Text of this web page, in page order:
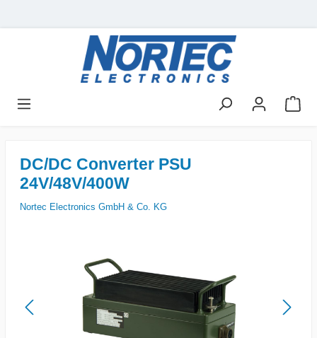
DC/DC Converter PSU
24V/48V/400W
Nortec Electronics GmbH & Co. KG